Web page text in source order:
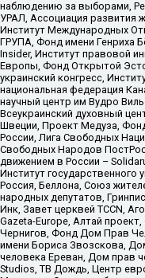
наблюдению за выборами,
УРАЛ, Ассоциация развития
Институт Международных
ГРУПА, Фонд имени Генриха
Insider, Институт правовой
Европы, Фонд Открытой
украинский конгресс,
национальная федерация
научный центр им Вудро
Всеукраинский духовный
Швеции, Проект Медуза,
России, Лига Свободных
Свободных Народов
движением в России –
Институт
Россия, Беллона, Союз
народных депутатов,
Инк, Завет церквей TCCN,
Gazeta-Europe, Алтай
Чернигов, Фонд Дом Прав
имени Бориса Звозскова,
человека Ереван, Дом прав
Studios, ТВ Дождь, Центр